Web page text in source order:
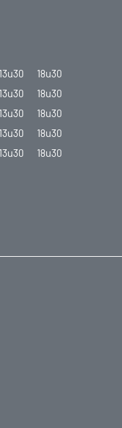
13u30
18u30
13u30
18u30
13u30
18u30
13u30
18u30
13u30
18u30